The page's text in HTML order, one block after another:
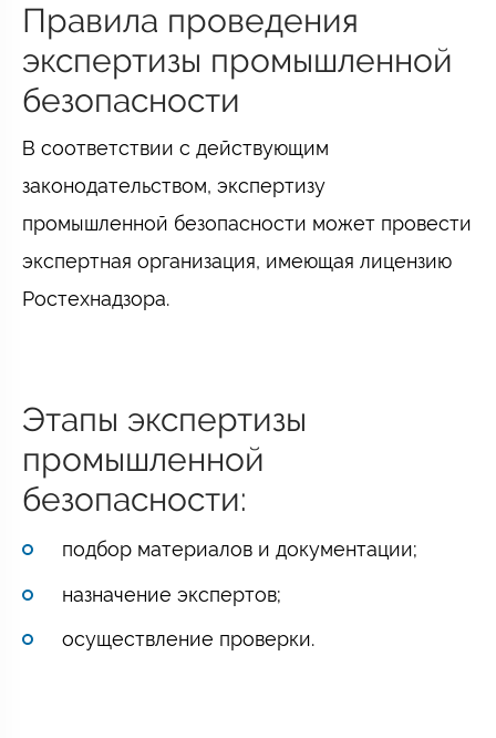
Правила проведения
экспертизы промышленной
безопасности
В соответствии с действующим
законодательством, экспертизу
промышленной безопасности может провести
экспертная организация, имеющая лицензию
Ростехнадзора.
Этапы экспертизы
промышленной
безопасности:
подбор материалов и документации;
назначение экспертов;
осуществление проверки.